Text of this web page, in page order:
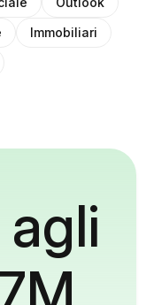
Immobiliari